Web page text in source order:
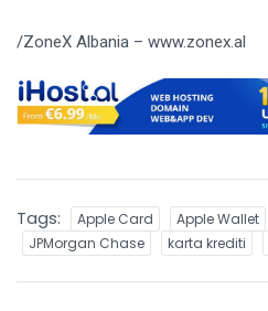
/ZoneX Albania – www.zonex.al
Tags: Apple Card Apple Wallet
JPMorgan Chase
karta krediti